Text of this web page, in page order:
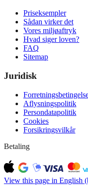
Priseksempler
Sådan virker det
Vores miljøaftryk
Hvad siger loven?
FAQ
Sitemap
Juridisk
Aflysningspolitik
Persondatapolitik
Cookies
Forsikringsvilkår
Betaling
View this page in English